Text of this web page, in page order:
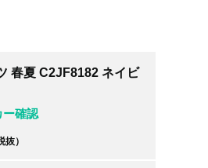
春夏 C2JF8182 ネイビ
ー確認
抜）